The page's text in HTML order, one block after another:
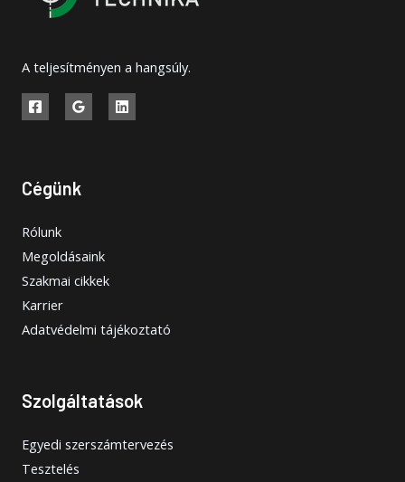
A teljesítményen a hangsúly.
Cégünk
Rólunk
Megoldásaink
Szakmai cikkek
Karrier
Adatvédelmi tájékoztató
Szolgáltatások
Egyedi szerszámtervezés
Tesztelés